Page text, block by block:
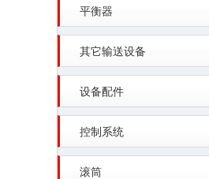
平衡器
其它输送设备
设备配件
控制系统
滚筒